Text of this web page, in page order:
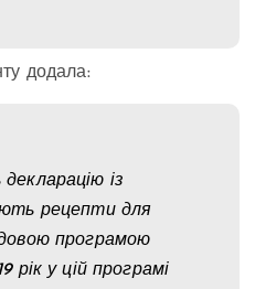
додала:
із
рецепти для
програмою
рік у цій програмі